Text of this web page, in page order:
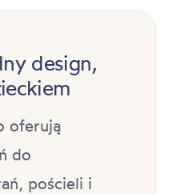
design,
oferują
do
pościeli i